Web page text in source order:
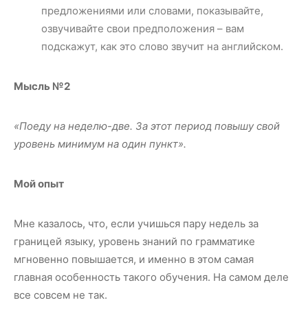
предложениями или словами, показывайте,
озвучивайте свои предположения – вам
подскажут, как это слово звучит на английском.
Мысль №2
«Поеду на неделю-две. За этот период повышу свой
уровень минимум на один пункт».
Мой опыт
Мне казалось, что, если учишься пару недель за
границей языку, уровень знаний по грамматике
мгновенно повышается, и именно в этом самая
главная особенность такого обучения. На самом деле
все совсем не так.